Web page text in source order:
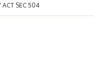
ACT SEC 504